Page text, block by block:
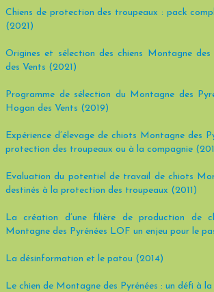
Chiens de protection des troupeaux : pack
(2021)
Origines et sélection des chiens Montagne des
des Vents (2021)
Programme de sélection du Montagne des
Hogan des Vents (2019)
Expérience d’élevage de chiots Montagne des
protection des troupeaux ou à la compagnie
Evaluation du potentiel de travail de chiots
destinés à la protection des troupeaux (2011)
La création d’une filière de production de
Montagne des Pyrénées LOF un enjeu pour le
La désinformation et le patou (2014)
Le chien de Montagne des Pyrénées : un défi à